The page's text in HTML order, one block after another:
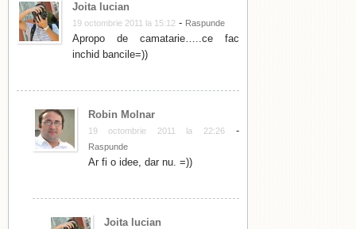
Joita lucian
19 octombrie 2011 la 15:12 - Raspunde
Apropo de camatarie…..ce fac
inchid bancile=))
Robin Molnar
19 octombrie 2011 la 22:26-
Raspunde
Ar fi o idee, dar nu. =))
Joita lucian